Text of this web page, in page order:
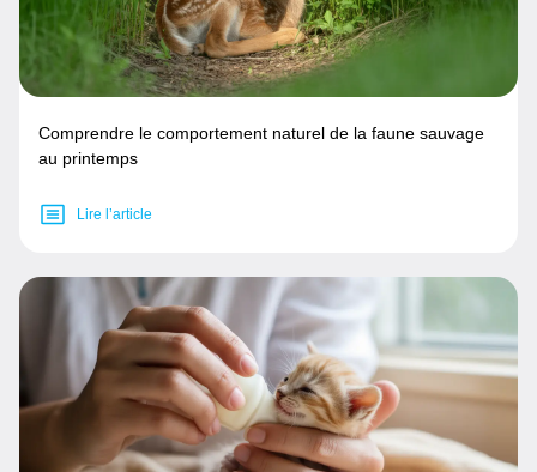
Comprendre le comportement naturel de la faune sauvage
au printemps
Lire l’article